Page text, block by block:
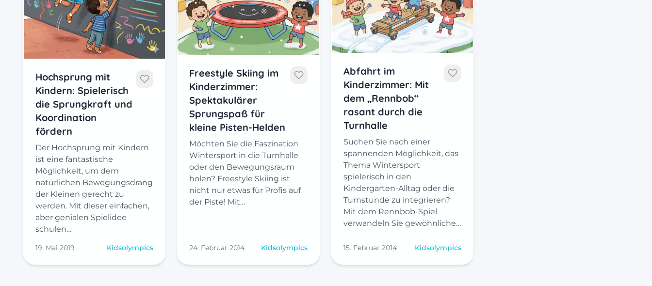
Hochsprung mit
Kindern: Spielerisch
die Sprungkraft und
Koordination
Der Hochsprung mit Kindern
ist eine fantastische
Möglichkeit, um dem
natürlichen Bewegungsdrang
der Kleinen gerecht zu
aber genialen Spielidee
19. Mai 2019 Kidsolympics
Freestyle Skiing im
Kinderzimmer:
Spektakulärer
Sprungspaß für
Möchten Sie die Faszination
Wintersport in die Turnhalle
oder den Bewegungsraum
holen? Freestyle Skiing ist
nicht nur etwas für Profis auf
24. Februar 2014 Kidsolympics
Abfahrt im
Kinderzimmer: Mit
dem „Rennbob“
rasant durch die
Suchen Sie nach einer
spannenden Möglichkeit, das
Thema Wintersport
spielerisch in den
Kindergarten-Alltag oder die
Mit dem Rennbob-Spiel
verwandeln Sie gewöhnliche…
15. Februar 2014 Kidsolympics